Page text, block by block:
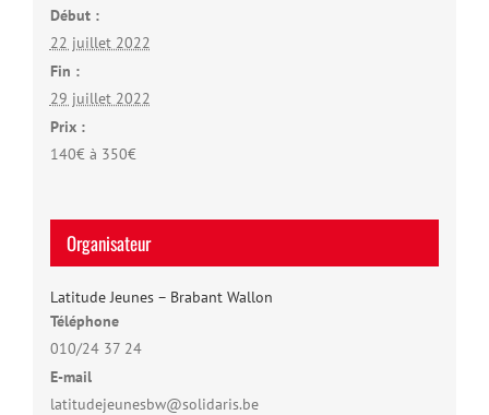
Début :
22 juillet 2022
Fin :
29 juillet 2022
Prix :
140€ à 350€
Organisateur
Latitude Jeunes – Brabant Wallon
Téléphone
010/24 37 24
E-mail
latitudejeunesbw@solidaris.be